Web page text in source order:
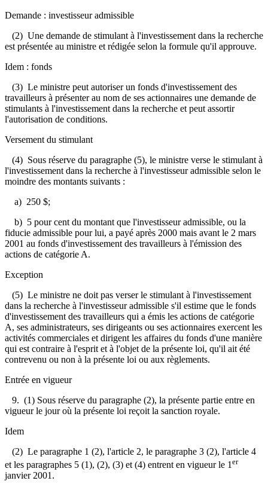
Demande : investisseur admissible
(2) Une demande de stimulant à l'investissement dans la recherche
est présentée au ministre et rédigée selon la formule qu'il approuve.
Idem : fonds
(3) Le ministre peut autoriser un fonds d'investissement des
travailleurs à présenter au nom de ses actionnaires une demande de
stimulants à l'investissement dans la recherche et peut assortir
l'autorisation de conditions.
Versement du stimulant
(4) Sous réserve du paragraphe (5), le ministre verse le stimulant à
l'investissement dans la recherche à l'investisseur admissible selon le
moindre des montants suivants :
a) 250 $;
b) 5 pour cent du montant que l'investisseur admissible, ou la
fiducie admissible pour lui, a payé après 2000 mais avant le 2 mars
2001 au fonds d'investissement des travailleurs à l'émission des
actions de catégorie A.
Exception
(5) Le ministre ne doit pas verser le stimulant à l'investissement
dans la recherche à l'investisseur admissible s'il estime que le fonds
d'investissement des travailleurs qui a émis les actions de catégorie
A, ses administrateurs, ses dirigeants ou ses actionnaires exercent les
activités commerciales et dirigent les affaires du fonds d'une manière
qui est contraire à l'esprit et à l'objet de la présente loi, qu'il ait été
contrevenu ou non à la présente loi ou aux règlements.
Entrée en vigueur
9. (1) Sous réserve du paragraphe (2), la présente partie entre en
vigueur le jour où la présente loi reçoit la sanction royale.
Idem
(2) Le paragraphe 1 (2), l'article 2, le paragraphe 3 (2), l'article 4
et les paragraphes 5 (1), (2), (3) et (4) entrent en vigueur le 1 er
janvier 2001.